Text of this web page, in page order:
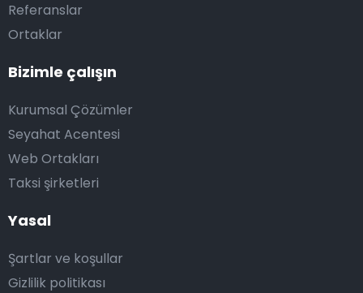
Referanslar
Ortaklar
Bizimle çalışın
Kurumsal Çözümler
Seyahat Acentesi
Web Ortakları
Taksi şirketleri
Yasal
Şartlar ve koşullar
Gizlilik politikası